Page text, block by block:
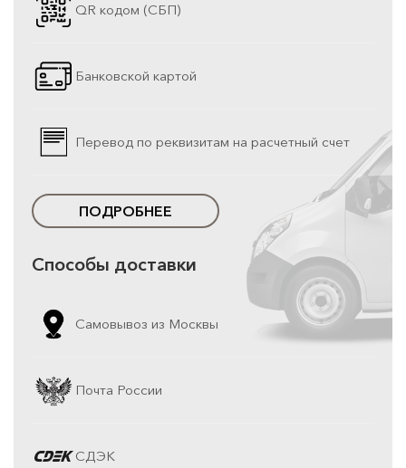
QR кодом (СБП)
Банковской картой
Перевод по реквизитам на расчетный счет
ПОДРОБНЕЕ
Способы доставки
Самовывоз из Москвы
Почта России
СДЭК